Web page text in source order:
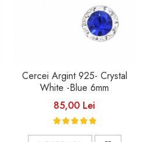
Cercei Argint 925- Crystal
White -Blue 6mm
85,00 Lei